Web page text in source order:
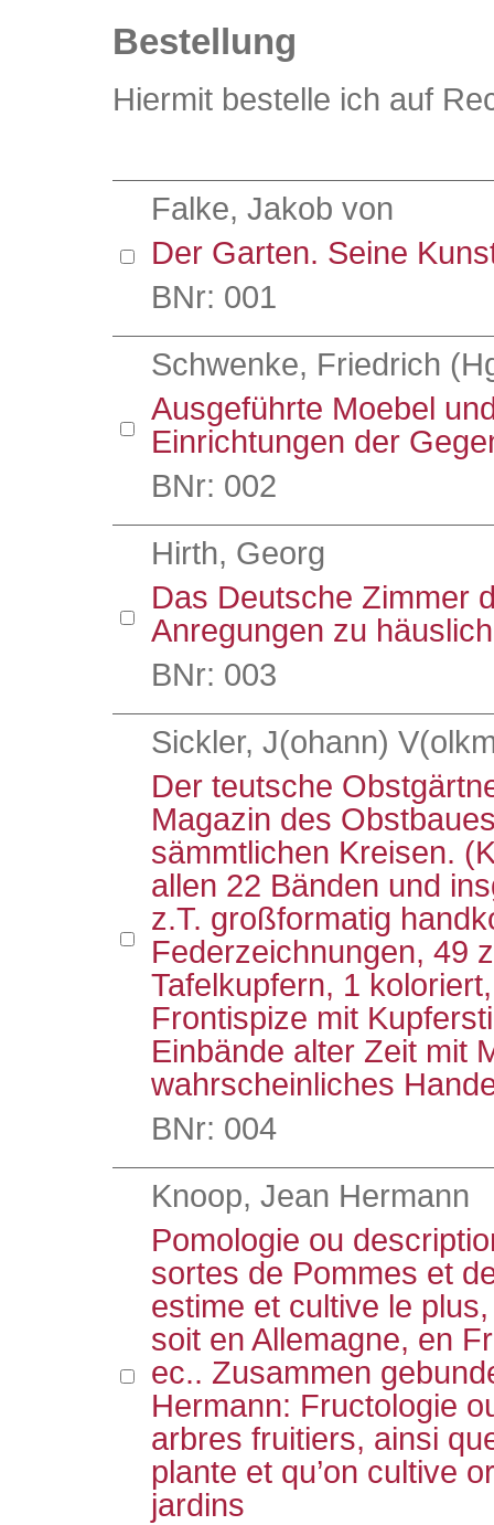
Bestellung
Hiermit bestelle ich auf
Falke, Jakob von
Der Garten. Seine
BNr: 001
Schwenke, Friedrich
Ausgeführte Moebel
Einrichtungen der
BNr: 002
Hirth, Georg
Das Deutsche Zimmer
Anregungen zu
BNr: 003
Sickler, J(ohann)
Der teutsche
Magazin des
sämmtlichen Kreisen.
allen 22 Bänden und
z.T. großformatig
Federzeichnungen, 49
Tafelkupfern, 1
Frontispize mit
Einbände alter Zeit mit
wahrscheinliches
BNr: 004
Knoop, Jean Hermann
Pomologie ou
sortes de Pommes et
estime et cultive le
soit en Allemagne, en
ec.. Zusammen
Hermann: Fructologie
arbres fruitiers, ainsi
plante et qu’on cultive
jardins